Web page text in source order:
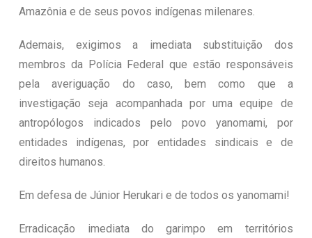
Amazônia e de seus povos indígenas milenares.
Ademais, exigimos a imediata substituição dos
membros da Polícia Federal que estão responsáveis
pela averiguação do caso, bem como que a
investigação seja acompanhada por uma equipe de
antropólogos indicados pelo povo yanomami, por
entidades indígenas, por entidades sindicais e de
direitos humanos.
Em defesa de Júnior Herukari e de todos os yanomami!
Erradicação imediata do garimpo em territórios